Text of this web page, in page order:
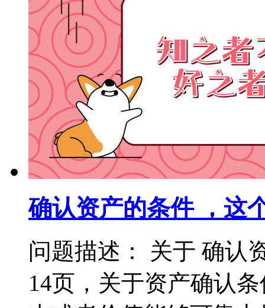
确认资产的条件 ，这
问题描述： 关于 确认
14页，关于资产确认